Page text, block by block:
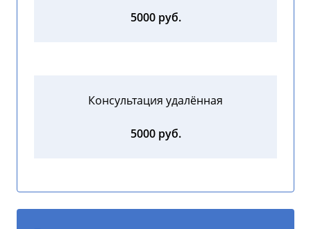
5000 руб.
Консультация удалённая
5000 руб.